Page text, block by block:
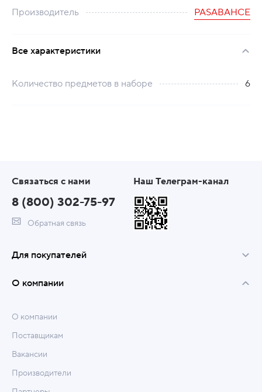
Производитель
PASABAHCE
Все характеристики
Количество предметов в наборе 6
Связаться с нами
8 (800) 302-75-97
Обратная связь
Наш Телеграм-канал
Для покупателей
О компании
О компании
Поставщикам
Вакансии
Производители